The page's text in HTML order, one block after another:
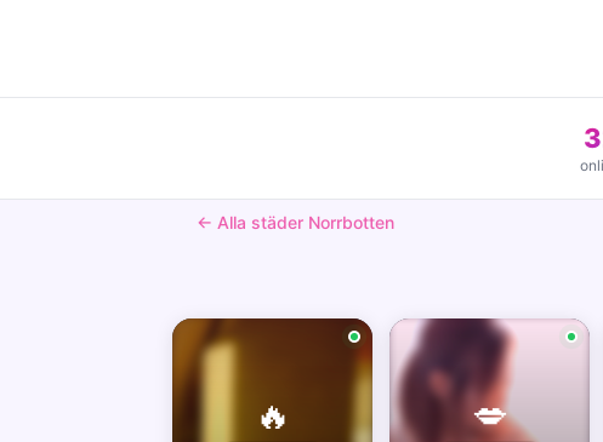
← Alla städer Norrbotten
🔥 💋